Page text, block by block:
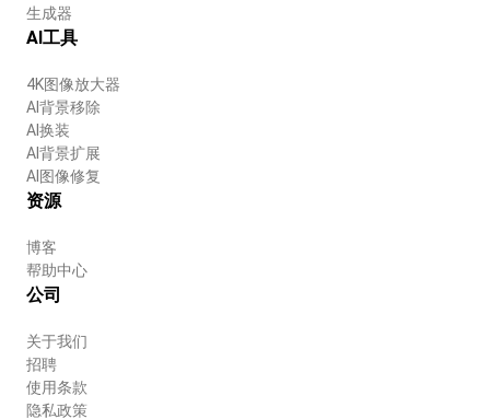
生成器
AI工具
4K图像放大器
AI背景移除
AI换装
AI背景扩展
AI图像修复
资源
博客
帮助中心
公司
关于我们
招聘
使用条款
隐私政策